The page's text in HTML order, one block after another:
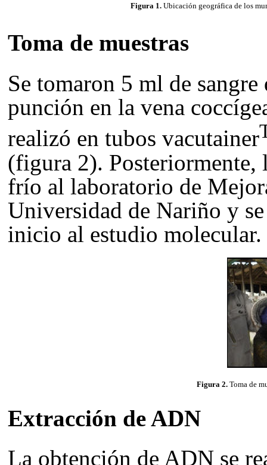
Figura 1. Ubicación geográfica de los
Toma de muestras
Se tomaron 5 ml de
punción en la vena
realizó en tubos vacutainer
(figura 2). Posteriormente,
frío al laboratorio de
Universidad de Nariño y
inicio al estudio molecular.
Figura 2. Toma de
Extracción de ADN
La obtención de ADN se